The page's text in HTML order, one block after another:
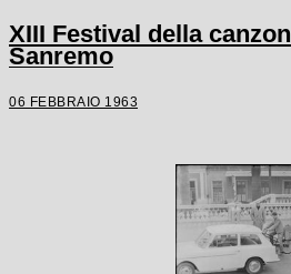
XIII Festival della
Sanremo
06 FEBBRAIO 1963